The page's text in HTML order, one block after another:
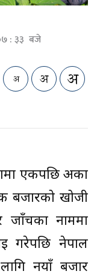
: ३३ बजे
एकपछि अर्को
बजारको खोजी
नाममा
गरेपछि नेपाल
नयाँ बजार